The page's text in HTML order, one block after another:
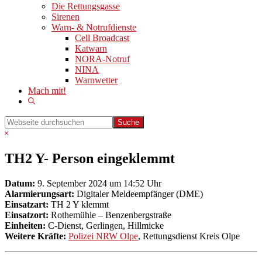
Die Rettungsgasse
Sirenen
Warn- & Notrufdienste
Cell Broadcast
Katwarn
NORA-Notruf
NINA
Warnwetter
Mach mit!
Show
Webseite
durchsuchen
Hide
TH2 Y- Person eingeklemmt
Datum: 9. September 2024 um 14:52 Uhr
Alarmierungsart: Digitaler Meldeempfänger (DME)
Einsatzart: TH 2 Y klemmt
Einsatzort: Rothemühle – Benzenbergstraße
Einheiten: C-Dienst, Gerlingen, Hillmicke
Weitere Kräfte: Polizei NRW Olpe, Rettungsdienst Kreis Olpe